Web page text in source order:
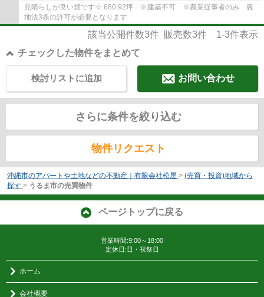
見晴らしが良い畑です☆ 680.92坪 ※建築不可 ※農業従事者のみ 農
地法3条の許可が必要となります
該当公開件数3件 販売数3件 1-3件表示
チェックした物件をまとめて
お問い合わせ
検討リストに追加
さらに条件を絞り込む
物件リクエスト
沖縄市のアパートや土地などの不動産｜有限会社松屋 > (売買・投資)地域から
探す > うるま市の売買物件
ページトップに戻る
営業時間:9:00～18:00
定休日:日・祝祭日
ホーム
会社概要